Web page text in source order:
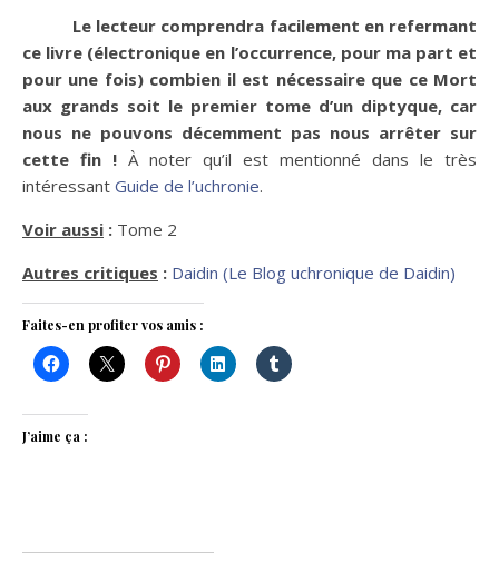
Le lecteur comprendra facilement en refermant
ce livre (électronique en l’occurrence, pour ma part et
pour une fois) combien il est nécessaire que ce Mort
aux grands soit le premier tome d’un diptyque, car
nous ne pouvons décemment pas nous arrêter sur
cette fin ! À noter qu’il est mentionné dans le très
intéressant Guide de l’uchronie.
Voir aussi : Tome 2
Autres critiques : Daidin (Le Blog uchronique de Daidin)
Faites-en profiter vos amis :
J’aime ça :